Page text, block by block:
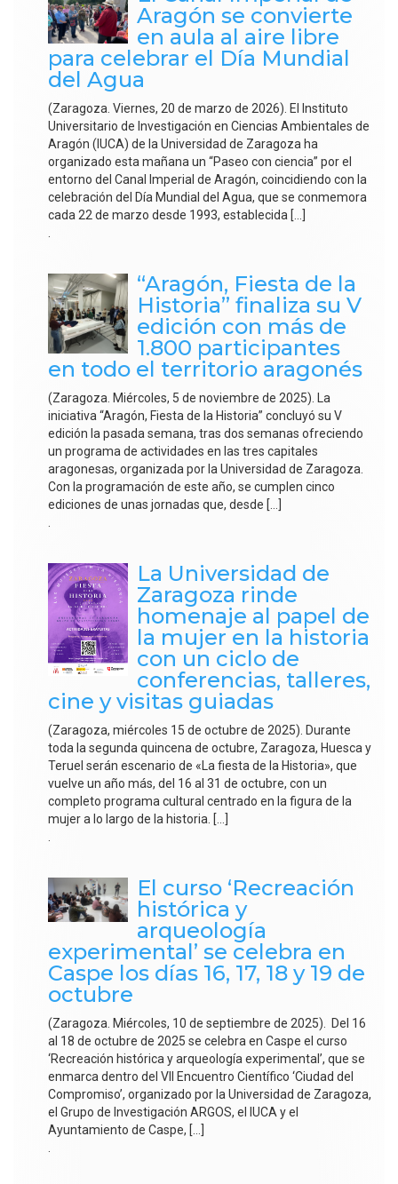
Aragón se convierte
en aula al aire libre
para celebrar el Día Mundial
del Agua
(Zaragoza. Viernes, 20 de marzo de 2026). El Instituto
Universitario de Investigación en Ciencias Ambientales de
Aragón (IUCA) de la Universidad de Zaragoza ha
organizado esta mañana un “Paseo con ciencia” por el
entorno del Canal Imperial de Aragón, coincidiendo con la
celebración del Día Mundial del Agua, que se conmemora
cada 22 de marzo desde 1993, establecida […]
“Aragón, Fiesta de la
Historia” finaliza su V
edición con más de
1.800 participantes
en todo el territorio aragonés
(Zaragoza. Miércoles, 5 de noviembre de 2025). La
iniciativa “Aragón, Fiesta de la Historia” concluyó su V
edición la pasada semana, tras dos semanas ofreciendo
un programa de actividades en las tres capitales
aragonesas, organizada por la Universidad de Zaragoza.
Con la programación de este año, se cumplen cinco
ediciones de unas jornadas que, desde […]
La Universidad de
Zaragoza rinde
homenaje al papel de
la mujer en la historia
con un ciclo de
conferencias, talleres,
cine y visitas guiadas
(Zaragoza, miércoles 15 de octubre de 2025). Durante
toda la segunda quincena de octubre, Zaragoza, Huesca y
Teruel serán escenario de «La fiesta de la Historia», que
vuelve un año más, del 16 al 31 de octubre, con un
completo programa cultural centrado en la figura de la
mujer a lo largo de la historia. […]
El curso ‘Recreación
histórica y
arqueología
experimental’ se celebra en
Caspe los días 16, 17, 18 y 19 de
octubre
(Zaragoza. Miércoles, 10 de septiembre de 2025). Del 16
al 18 de octubre de 2025 se celebra en Caspe el curso
‘Recreación histórica y arqueología experimental’, que se
enmarca dentro del VII Encuentro Científico ‘Ciudad del
Compromiso’, organizado por la Universidad de Zaragoza,
el Grupo de Investigación ARGOS, el IUCA y el
Ayuntamiento de Caspe, […]